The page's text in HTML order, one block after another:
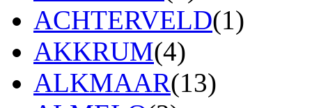
ACHTERVELD(1)
AKKRUM(4)
ALKMAAR(13)